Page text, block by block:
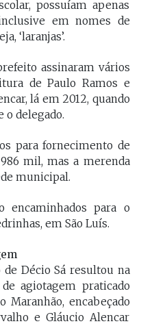
possuíam apenas
em nomes de
‘laranjas’.
assinaram vários
de Paulo Ramos e
lá em 2012, quando
o delegado.
para fornecimento de
mil, mas a merenda
municipal.
encaminhados para o
em São Luís.
de Décio Sá resultou na
agiotagem praticado
encabeçado
e Gláucio Alencar